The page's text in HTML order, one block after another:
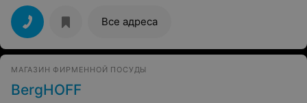
Все адреса
МАГАЗИН ФИРМЕННОЙ ПОСУДЫ
BergHOFF